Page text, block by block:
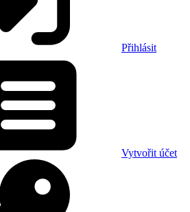
Přihlásit
Vytvořit účet